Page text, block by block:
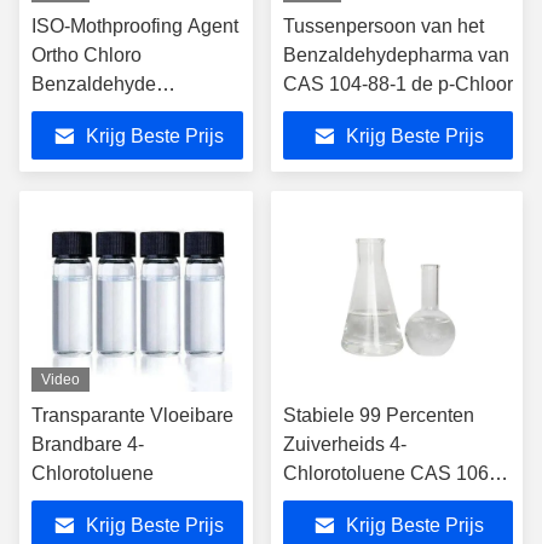
ISO-Mothproofing Agent
Ortho Chloro
Benzaldehyde
C7H5ClO
Krijg Beste Prijs
Tussenpersoon van het
Benzaldehydepharma van
CAS 104-88-1 de p-Chloor
Krijg Beste Prijs
Video
Transparante Vloeibare
Brandbare 4-
Chlorotoluene
Krijg Beste Prijs
Stabiele 99 Percenten
Zuiverheids 4-
Chlorotoluene CAS 106-
43-4
Krijg Beste Prijs